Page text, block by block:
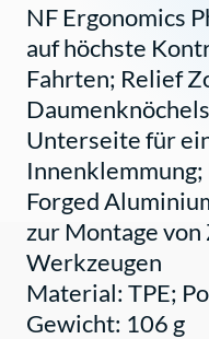
NF Ergonomics
auf höchste
Fahrten; Relief
Unterseite für
Forged
zur Montage
Werkzeugen
Material: TPE;
Gewicht: 106 g